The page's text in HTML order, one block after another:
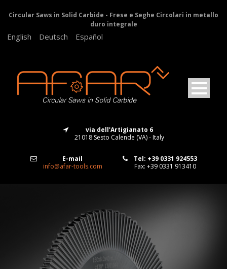
Circular Saws in Solid Carbide - Frese e Seghe Circolari in metallo
duro integrale
English Deutsch Español
via dell'Artigianato 6
21018 Sesto Calende (VA) - Italy
E-mail
info@afar-tools.com
Tel: +39 0331 924553
Fax: +39 0331 913410